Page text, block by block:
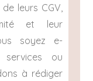
leurs CGV,
et leur
soyez e-
services ou
à rédiger